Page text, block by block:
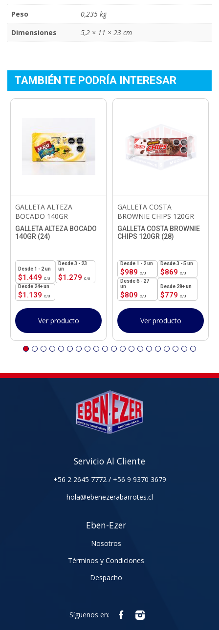
Peso
0,235 kg
Dimensiones
5,2 × 11 × 23 cm
TAMBIÉN TE PODRÍA INTERESAR
GALLETA ALTEZA
BOCADO 140GR
GALLETA ALTEZA BOCADO
140GR (24)
$1.449
1 - 2un
$1.279
3 - 23
un
$1.139
24+ un
Ver producto
GALLETA COSTA
BROWNIE CHIPS 120GR
GALLETA COSTA BROWNIE
CHIPS 120GR (28)
$989
1 - 2un
$869
3 - 5 un
$809
6 - 27
un
$779
28+ un
Ver producto
Servicio Al Cliente
+56 2 2645 7772 / +56 9 9370 3679
hola@ebenezerabarrotes.cl
Eben-Ezer
Nosotros
Términos y Condiciones
Despacho
Síguenos en: